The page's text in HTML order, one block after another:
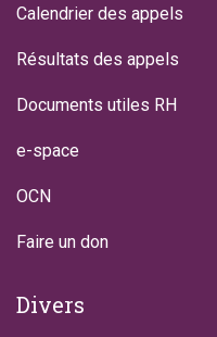
Calendrier des appels
Résultats des appels
Documents utiles RH
e-space
OCN
Faire un don
Divers